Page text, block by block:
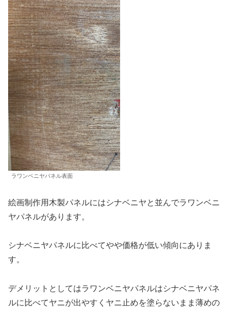
ラワンベニヤパネル表面
絵画制作用木製パネルにはシナベニヤと並んでラワンベニ
ヤパネルがあります。
シナベニヤパネルに比べてやや価格が低い傾向にありま
す。
デメリットとしてはラワンベニヤパネルはシナベニヤパネ
ルに比べてヤニが出やすくヤニ止めを塗らないまま薄めの